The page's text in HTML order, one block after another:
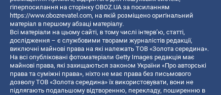
гіперпосилання на сторінку OBOZ.UA за посиланням
https://www.obozrevatel.com, на якій розміщено оригінальний
матеріал в першому абзаці матеріалу.
Всі матеріали на цьому сайті, в тому числі інтерв’ю, статті,
дослідження – є службовими творами журналістів редакції,
виключні майнові права на які належать ТОВ «Золота середина».
На всі опубліковані фотоматеріали Getty Images редакція має
майнові права, які захищаються законом України «Про авторські
права та суміжні права», ніхто не має права без письмового
дозволу ТОВ «Золота середина» їх використовувати, вони не
підлягають подальшому відтворенню, перекладу, поширенню в